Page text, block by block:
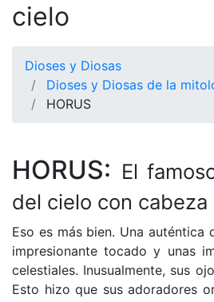
cielo
Dioses y Diosas
Dioses y Diosas de la
HORUS
HORUS: El
del cielo con cabeza
Eso es más bien. Una auténtica
impresionante tocado y unas
celestiales. Inusualmente, sus
Esto hizo que sus adoradores